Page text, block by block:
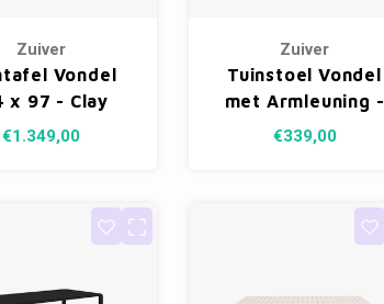
Zuiver
Vondel
x 97 - Clay
€1.349,00
Zuiver
Tuinstoel Vondel
met Armleuning -
Green
€339,00